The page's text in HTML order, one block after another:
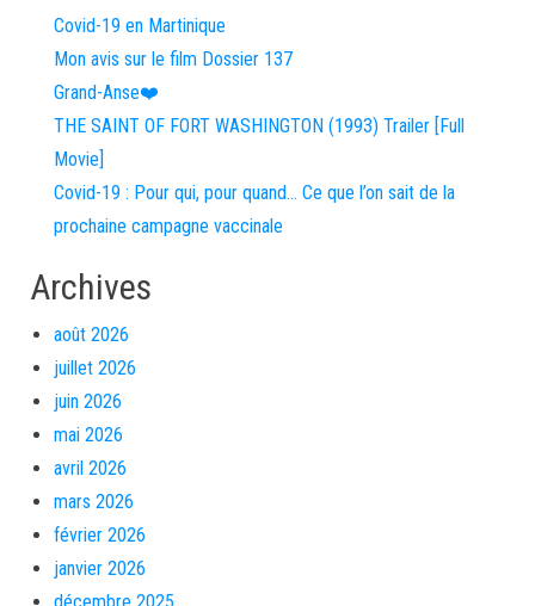
Covid-19 en Martinique
Mon avis sur le film Dossier 137
Grand-Anse❤️
THE SAINT OF FORT WASHINGTON (1993) Trailer [Full
Movie]
Covid-19 : Pour qui, pour quand… Ce que l’on sait de la
prochaine campagne vaccinale
Archives
août 2026
juillet 2026
juin 2026
mai 2026
avril 2026
mars 2026
février 2026
janvier 2026